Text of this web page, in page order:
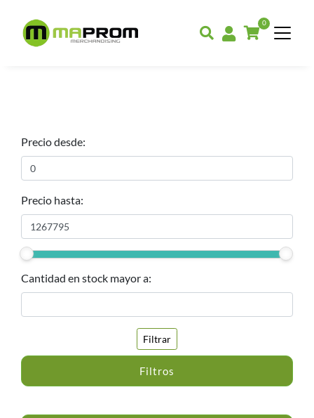
0
Precio desde:
Precio hasta:
Cantidad en stock mayor a:
Filtrar
Filtros